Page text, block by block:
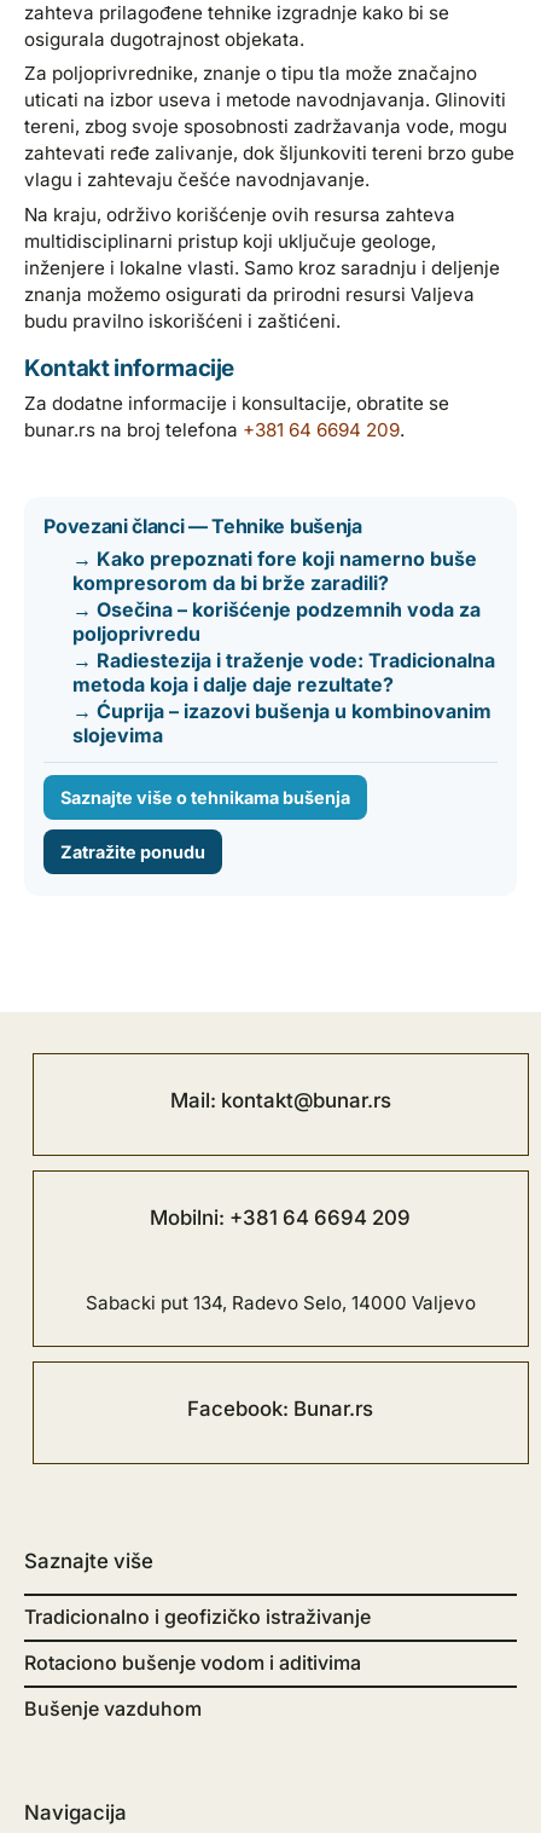
zahteva prilagođene tehnike izgradnje kako bi se
osigurala dugotrajnost objekata.
Za poljoprivrednike, znanje o tipu tla može značajno
uticati na izbor useva i metode navodnjavanja. Glinoviti
tereni, zbog svoje sposobnosti zadržavanja vode, mogu
zahtevati ređe zalivanje, dok šljunkoviti tereni brzo gube
vlagu i zahtevaju češće navodnjavanje.
Na kraju, održivo korišćenje ovih resursa zahteva
multidisciplinarni pristup koji uključuje geologe,
inženjere i lokalne vlasti. Samo kroz saradnju i deljenje
znanja možemo osigurati da prirodni resursi Valjeva
budu pravilno iskorišćeni i zaštićeni.
Kontakt informacije
Za dodatne informacije i konsultacije, obratite se
bunar.rs na broj telefona +381 64 6694 209.
Povezani članci — Tehnike bušenja
→ Kako prepoznati fore koji namerno buše
kompresorom da bi brže zaradili?
→ Osečina – korišćenje podzemnih voda za
poljoprivredu
→ Radiestezija i traženje vode: Tradicionalna
metoda koja i dalje daje rezultate?
→ Ćuprija – izazovi bušenja u kombinovanim
slojevima
Saznajte više o tehnikama bušenja
Zatražite ponudu
Mail: kontakt@bunar.rs
Mobilni: +381 64 6694 209
Sabacki put 134, Radevo Selo, 14000 Valjevo
Facebook: Bunar.rs
Saznajte više
Tradicionalno i geofizičko istraživanje
Rotaciono bušenje vodom i aditivima
Bušenje vazduhom
Navigacija